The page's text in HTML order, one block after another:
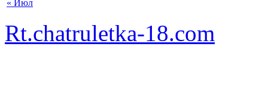
« Июл
Rt.chatruletka-18.com